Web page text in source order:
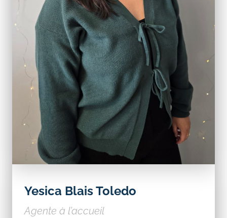
Yesica Blais Toledo
Agente à l’accueil